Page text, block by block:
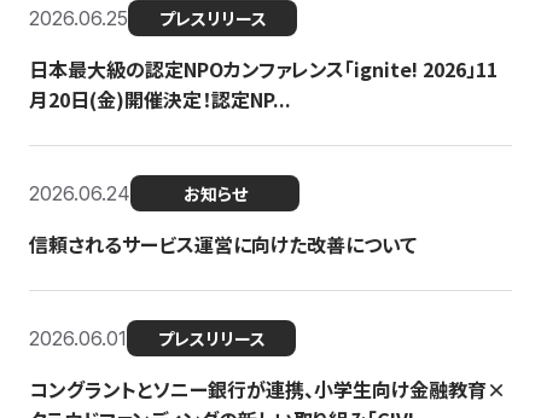
2026.06.25 プレスリリース
日本最大級の認定NPOカンファレンス「ignite! 2026」11
月20日(金)開催決定！認定NP...
2026.06.24 お知らせ
信頼されるサービス運営に向けた改善について
2026.06.01 プレスリリース
コングラントとソニー銀行が連携、小学生向け金融教育×